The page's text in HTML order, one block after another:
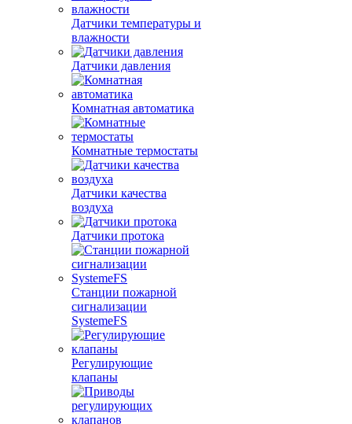
Датчики температуры и
влажности
Датчики давления
Комнатная автоматика
Комнатные термостаты
Датчики качества
воздуха
Датчики протока
Станции пожарной
сигнализации
SystemeFS
Регулирующие
клапаны